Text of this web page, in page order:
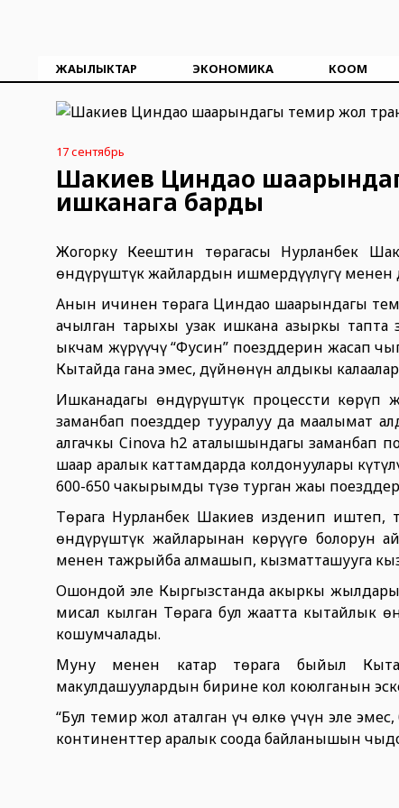
ЖАҢЫЛЫКТАР ЭКОНОМИКА КООМ
17 сентябрь
Шакиев Циндао
ишканага барды
Жогорку Кеңештин төрагасы Нурланбек
өндүрүштүк жайлардын ишмердүүлүгү менен
Анын ичинен төрага Циндао шаарындагы
ачылган тарыхы узак ишкана азыркы
ыкчам жүрүүчү “Фусин” поезддерин жасап
Кытайда гана эмес, дүйнөнүн алдыңкы
Ишканадагы өндүрүштүк процессти көрүп
заманбап поезддер тууралуу да маалымат
алгачкы Cinova h2 аталышындагы заманбап
шаар аралык каттамдарда колдонуулары
600-650 чакырымды түзө турган жаңы
Төрага Нурланбек Шакиев изденип иштеп,
өндүрүштүк жайларынан көрүүгө болорун
менен тажрыйба алмашып, кызматташууга
Ошондой эле Кыргызстанда акыркы жылдары
мисал кылган Төрага бул жаатта кытайлык
кошумчалады.
Муну менен катар төрага быйыл
макулдашуулардын бирине кол коюлганын
“Бул темир жол аталган үч өлкө үчүн эле
континенттер аралык соода байланышын